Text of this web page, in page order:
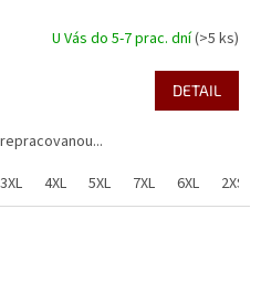
U Vás do 5-7 prac. dní(>5 ks)
DETAIL
3XL 4XL 5XL 7XL 6XL 2XS